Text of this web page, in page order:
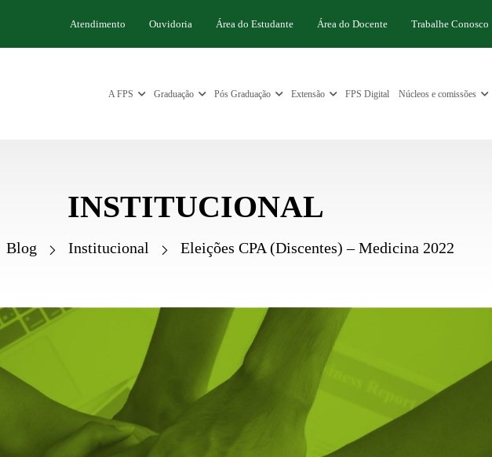
Atendimento Ouvidoria Área do Estudante Área do Docente Trabalhe Conosco
A FPS Graduação Pós Graduação Extensão FPS Digital Núcleos e comissões
INSTITUCIONAL
Blog Institucional Eleições CPA (Discentes) – Medicina 2022